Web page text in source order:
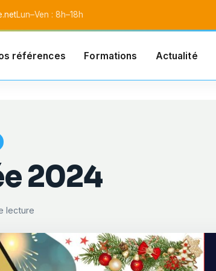
Lun–Ven : 8h–18h
références Formations Actualité
2024
lecture